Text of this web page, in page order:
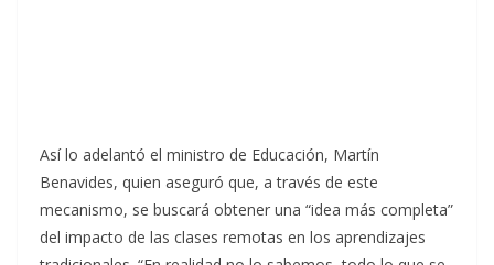
Así lo adelantó el ministro de Educación, Martín
Benavides, quien aseguró que, a través de este
mecanismo, se buscará obtener una “idea más completa”
del impacto de las clases remotas en los aprendizajes